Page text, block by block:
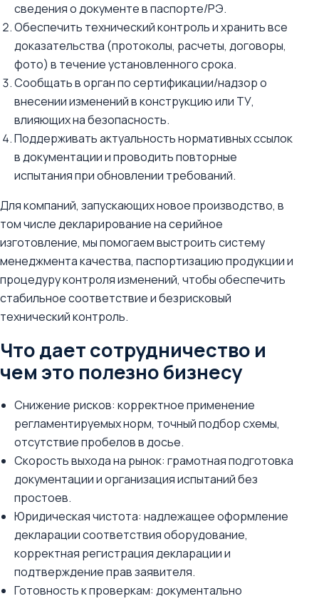
сведения о документе в паспорте/РЭ.
Обеспечить технический контроль и хранить все
доказательства (протоколы, расчеты, договоры,
фото) в течение установленного срока.
Сообщать в орган по сертификации/надзор о
внесении изменений в конструкцию или ТУ,
влияющих на безопасность.
Поддерживать актуальность нормативных ссылок
в документации и проводить повторные
испытания при обновлении требований.
Для компаний, запускающих новое производство, в
том числе декларирование на серийное
изготовление, мы помогаем выстроить систему
менеджмента качества, паспортизацию продукции и
процедуру контроля изменений, чтобы обеспечить
стабильное соответствие и безрисковый
технический контроль.
Что дает сотрудничество и
чем это полезно бизнесу
Снижение рисков: корректное применение
регламентируемых норм, точный подбор схемы,
отсутствие пробелов в досье.
Скорость выхода на рынок: грамотная подготовка
документации и организация испытаний без
простоев.
Юридическая чистота: надлежащее оформление
декларации соответствия оборудование,
корректная регистрация декларации и
подтверждение прав заявителя.
Готовность к проверкам: документально